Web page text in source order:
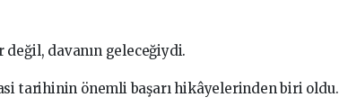
değil, davanın geleceğiydi.
tarihinin önemli başarı hikâyelerinden biri oldu.